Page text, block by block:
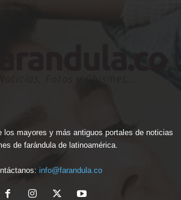
los mayores y más antiguos portales de noticias
de farándula de latinoamérica.
info@farandula.co